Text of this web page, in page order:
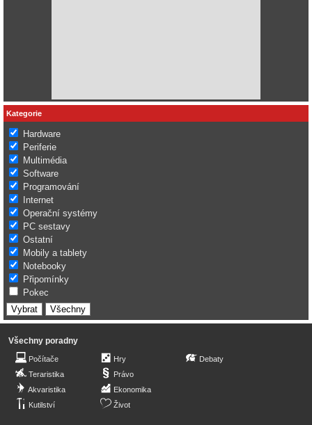
Kategorie
Hardware
Periferie
Multimédia
Software
Programování
Internet
Operační systémy
PC sestavy
Ostatní
Mobily a tablety
Notebooky
Připomínky
Pokec
Všechny poradny
Počítače
Teraristika
Akvaristika
Kutilství
Hry
Právo
Ekonomika
Život
Debaty